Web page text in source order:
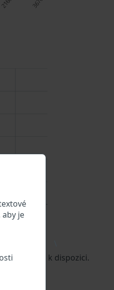
je
jsou k dispozici.